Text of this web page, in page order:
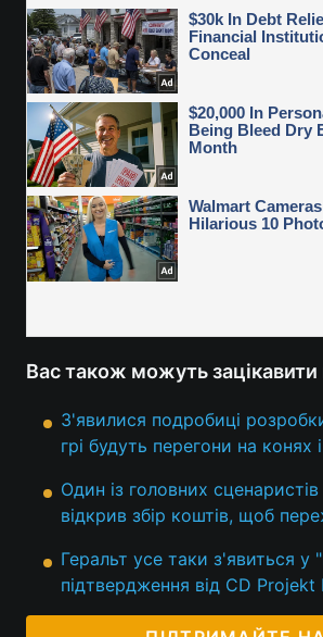
Вас також можуть зацікавити
З'явилися подробиці
грі будуть перегони на конях
Один із головних
відкрив збір коштів, щоб
Геральт усе таки з'явиться у
підтвердження від CD Projekt